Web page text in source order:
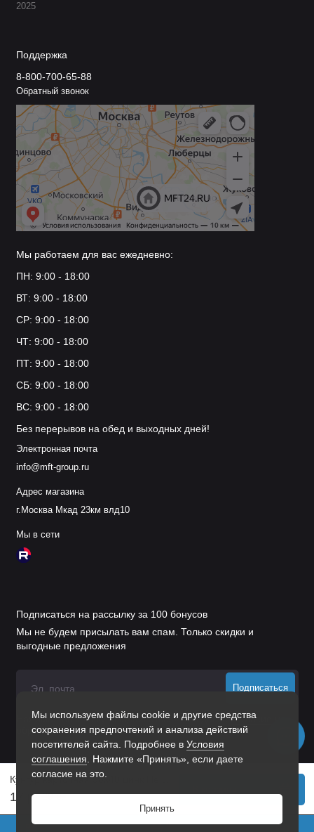
0
17 р. 20 р.
Мы используем файлы cookie и другие средства
сохранения предпочтений и анализа действий
посетителей сайта. Подробнее в Условия
соглашения . Нажмите «Принять», если даете
согласие на это.
Принять
2025
Поддержка
8-800-700-65-88
Обратный звонок
Мы работаем для вас ежедневно:
ПН: 9:00 - 18:00
ВТ: 9:00 - 18:00
СР: 9:00 - 18:00
ЧТ: 9:00 - 18:00
ПТ: 9:00 - 18:00
СБ: 9:00 - 18:00
ВС: 9:00 - 18:00
Без перерывов на обед и выходных дней!
Электронная почта
info@mft-group.ru
Адрес магазина
г.Москва Мкад 23км влд10
Мы в сети
Подписаться на рассылку за 100 бонусов
Мы не будем присылать вам спам. Только скидки и
выгодные предложения
Подписаться
Нажимая на кнопку «Подписаться», Вы даетесогласие на
обработку персональных данных.